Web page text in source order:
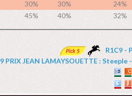
30% 30%
24%
45% 40% 32%
R1C9 -
9 PRIX JEAN LAMAYSOUETTE :